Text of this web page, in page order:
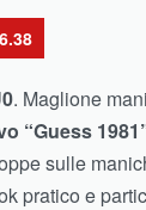
. Maglione
“Guess
sulle
pratico e